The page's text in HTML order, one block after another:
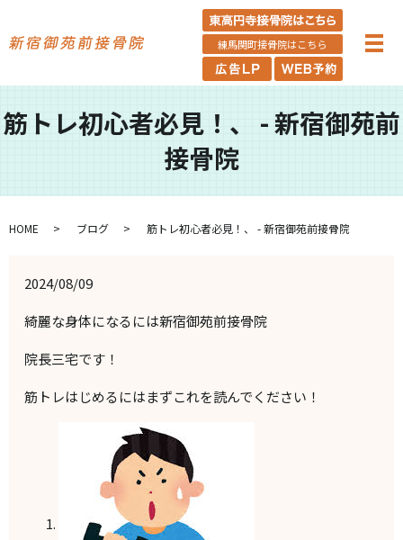
練馬関町接骨院はこちら
筋トレ初心者必見！、 - 新宿御苑前
接骨院
HOME ブログ 筋トレ初心者必見！、 - 新宿御苑前接骨院
2024/08/09
綺麗な身体になるには新宿御苑前接骨院
院長三宅です！
筋トレはじめるにはまずこれを読んでください！